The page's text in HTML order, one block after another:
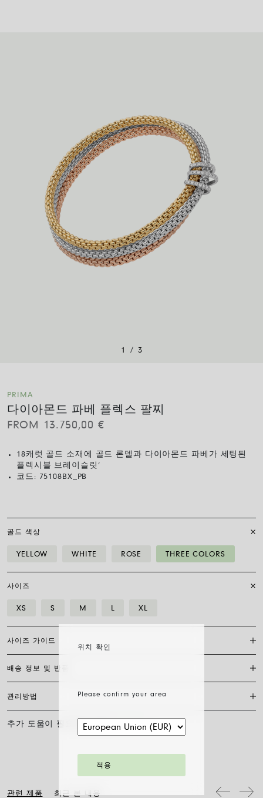
위치 확인
Please confirm your area
적용
1 / 3
PRIMA
다이아몬드 파베 플렉스 팔찌
FROM
13.750,00 €
18캐럿 골드 소재에 골드 론델과 다이아몬드 파베가 세팅된
플렉시블 브레이슬릿‘
코드: 75108BX_PB
골드 색상
YELLOW WHITE ROSE THREE COLORS
사이즈
XS S M L XL
사이즈 가이드
플렉시트 브레이슬릿은 특허받은 포페의 독점 제품으로, 18캐럿 금으로
완전히 제작되어 신축성이 있어 걸쇠가 필요하지 않습니다. 적합한 사이
즈를 찾으려면 손목 둘레를 측정하기만 하면 됩니다. 줄자나 실, 종이 조
각을 사용해 측정한 후 자로 길이를 재고 아래 표와 비교하세요.
사이즈 S M L XL
팔찌 직경은 최대 30%까지 확장 가능하며 유연성 덕분에 착용이 간편합
니다: 손가락 위로 말아 올려 손목까지 내리기만 하면 됩니다. 그게 전부
배송 정보 및 반품
FedEx를 통한 배송은 무료이며, 결제 완료일로부터 7~20일 이내에 배송
됩니다. 모든 주얼리는 FOPE 오리지널 패키지에 포장되어 발송됩니다.
주문 준비 소요 일수를 확인하려면 소재와 사이즈를 선택해 주세요.
관리방법
FOPE 주얼리의 광택과 아름다움을 오래도록 유지하기 위해 화학 제품이
나 화장품과의 접촉을 피하시고, 취침 전이나 운동 전에는 귀걸이, 목걸
세척 방법이 필요하지 않습니다. 부드러운 마른 천으로 표면을 닦아주시
기만 하면 됩니다. 다이아몬드 주얼리는 물과 순한 비누로 세척한 후 헹
구어 자연 건조시켜 주십시오.
추가 도움이 필요하신가요?문의하기
관련 제품 최근 본 내용